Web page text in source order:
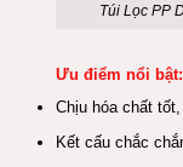
Túi Lọc PP
Ưu điểm nổi bật:
Chịu hóa chất
Kết cấu chắc